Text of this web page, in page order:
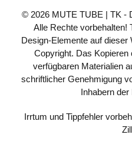
© 2026 MUTE TUBE | TK -
Alle Rechte vorbehalten!
Design-Elemente auf dieser
Copyright. Das Kopieren
verfügbaren Materialien
schriftlicher Genehmigung
Inhabern der
Irrtum und Tippfehler